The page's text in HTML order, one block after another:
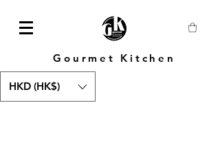
Gourmet Kitchen
HKD (HK$)